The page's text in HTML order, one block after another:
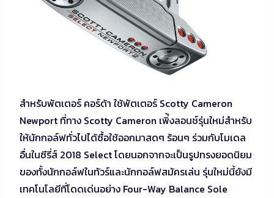
สำหรับพัตเตอร์ คอร์ด้า ใช้พัตเตอร์ Scotty Cameron
Newport ที่ทาง Scotty Cameron เพิ่้งลอนช์รุ่นใหม่สำหรับ
ให้นักกอล์ฟทั่วไปได้ซื้อใช้ออกมาสดๆ ร้อนๆ ร่วมกับโมเดล
อื่นในซีรี่ส์ 2018 Select โดยนอกจากจะเป็นรูปทรงยอดนิยม
ของทั้งนักกอล์ฟในทัวร์และนักกอล์ฟสมัครเล่น รุ่นใหม่นี้ยังมี
เทคโนโลยีที่โดดเด่นอย่าง Four-Way Balance Sole